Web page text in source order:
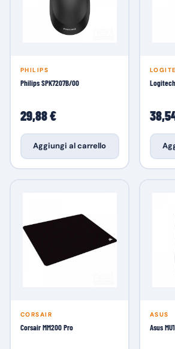
PHILIPS
Philips SPK7207B/00
29,88 €
Aggiungi al carrello
CORSAIR
Corsair MM200 Pro
ASUS
Asus